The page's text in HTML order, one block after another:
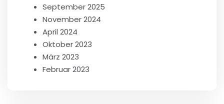
September 2025
November 2024
April 2024
Oktober 2023
März 2023
Februar 2023